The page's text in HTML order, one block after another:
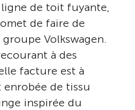
ligne de toit fuyante,
de faire de
Volkswagen.
à des
facture est à
enrobée de tissu
inspirée du